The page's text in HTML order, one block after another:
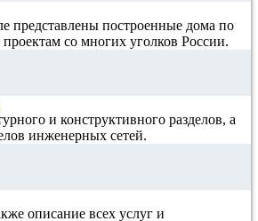
представлены построенные дома по
со многих уголков России.
и конструктивного разделов, а
инженерных сетей.
описание всех услуг и